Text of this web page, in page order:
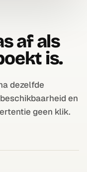
af als
is.
dezelfde
en
geen klik.